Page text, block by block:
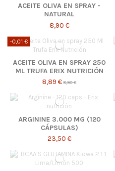
ACEITE OLIVA EN SPRAY -
NATURAL
8,90 €
-0,01 €
ACEITE OLIVA EN SPRAY 250
ML TRUFA ERIX NUTRICIÓN
8,89 € 8,90 €
ARGININE 3.000 MG (120
CÁPSULAS)
23,50 €